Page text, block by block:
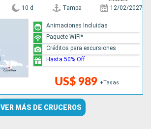
10 d Tampa 12/02/2027
US$ 989 +Tasas
Animaciones Incluidas
Paquete WiFi*
Créditos para excursiones
Hasta 50% Off
VER MÁS DE CRUCEROS